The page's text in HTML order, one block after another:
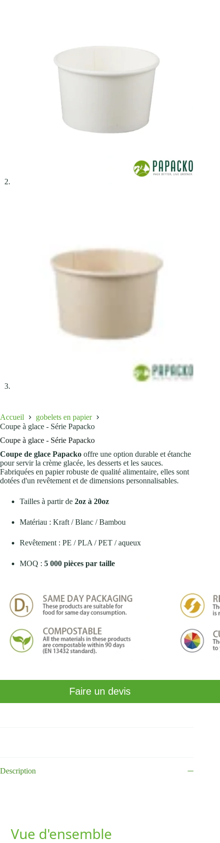
Accueil
gobelets en papier
Coupe à glace - Série Papacko
Coupe à glace - Série Papacko
Coupe de glace Papacko offre une option durable et étanche
pour servir la crème glacée, les desserts et les sauces.
Fabriquées en papier robuste de qualité alimentaire, elles sont
dotées d'un revêtement et de dimensions personnalisables.
Tailles à partir de 2oz à 20oz
Matériau : Kraft / Blanc / Bambou
Revêtement : PE / PLA / PET / aqueux
MOQ : 5 000 pièces par taille
Faire un devis
Description
Vue d'ensemble